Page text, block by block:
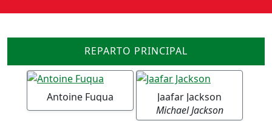
REPARTO PRINCIPAL
Antoine Fuqua
Jaafar Jackson
Michael Jackson